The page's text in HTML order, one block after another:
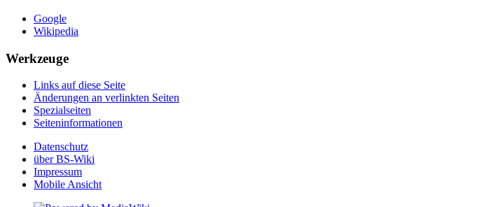
Google
Wikipedia
Werkzeuge
Links auf diese Seite
Änderungen an verlinkten Seiten
Spezialseiten
Seiten­informationen
Datenschutz
über BS-Wiki
Impressum
Mobile Ansicht